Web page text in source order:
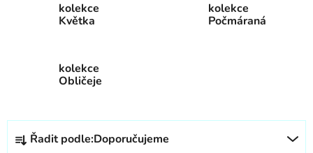
kolekce
Květka
kolekce
Počmáraná
kolekce
Obličeje
Ř
Řadit podle:Doporučujeme